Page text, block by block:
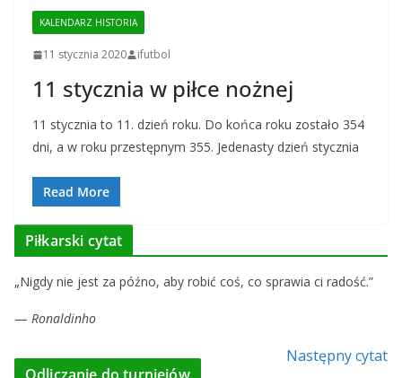
KALENDARZ HISTORIA
11 stycznia 2020 ifutbol
11 stycznia w piłce nożnej
11 stycznia to 11. dzień roku. Do końca roku zostało 354
dni, a w roku przestępnym 355. Jedenasty dzień stycznia
Read More
Piłkarski cytat
„Nigdy nie jest za późno, aby robić coś, co sprawia ci radość.”
— Ronaldinho
Następny cytat